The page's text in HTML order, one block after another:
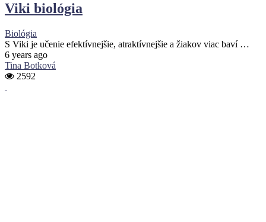
Viki biológia
Biológia
S Viki je učenie efektívnejšie, atraktívnejšie a žiakov viac baví …
6 years ago
Tina Botková
2592